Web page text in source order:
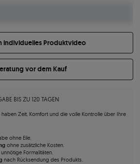
individuelles Produktvideo
vor dem Kauf
BIS ZU 120 TAGEN
haben Zeit, Komfort und die volle Kontrolle über Ihre
ohne Eile.
ohne zusätzliche Kosten.
Formalitäten.
nach Rücksendung des Produkts.